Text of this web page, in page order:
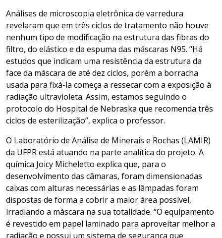
Análises de microscopia eletrônica de varredura
revelaram que em três ciclos de tratamento não houve
nenhum tipo de modificação na estrutura das fibras do
filtro, do elástico e da espuma das máscaras N95. “Há
estudos que indicam uma resistência da estrutura da
face da máscara de até dez ciclos, porém a borracha
usada para fixá-la começa a ressecar com a exposição à
radiação ultravioleta. Assim, estamos seguindo o
protocolo do Hospital de Nebraska que recomenda três
ciclos de esterilização”, explica o professor.
O Laboratório de Análise de Minerais e Rochas (LAMIR)
da UFPR está atuando na parte analítica do projeto. A
química Joicy Micheletto explica que, para o
desenvolvimento das câmaras, foram dimensionadas
caixas com alturas necessárias e as lâmpadas foram
dispostas de forma a cobrir a maior área possível,
irradiando a máscara na sua totalidade. “O equipamento
é revestido em papel laminado para aproveitar melhor a
radiação e possui um sistema de segurança que